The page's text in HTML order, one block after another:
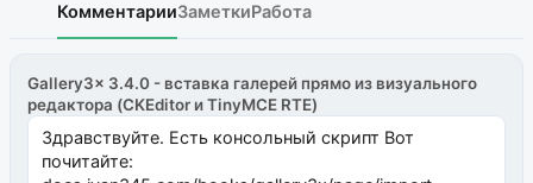
КомментарииЗаметкиРабота
Gallery3x 3.4.0 - вставка галерей прямо из визуального
редактора (CKEditor и TinyMCE RTE)
Здравствуйте. Есть консольный скрипт Вот
почитайте: